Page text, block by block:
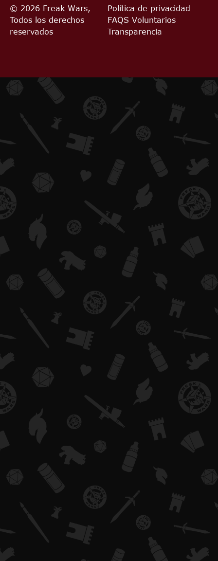
© 2026 Freak Wars,
Todos los derechos
reservados
Política de privacidad
FAQS Voluntarios
Transparencia